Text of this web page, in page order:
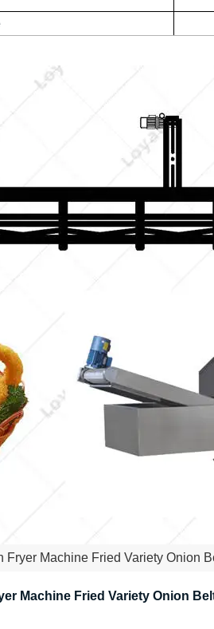
Fryer Machine Fried Variety Onion
Machine Fried Variety Onion